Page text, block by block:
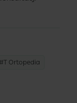
#T Ortopedia